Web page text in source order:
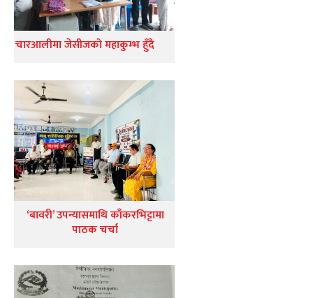
चारआलीमा जेसीजको महाकुम्भ हुँदै
‘बावरी’ उपन्यासमाथि काँकरभिट्टामा
पाठक चर्चा